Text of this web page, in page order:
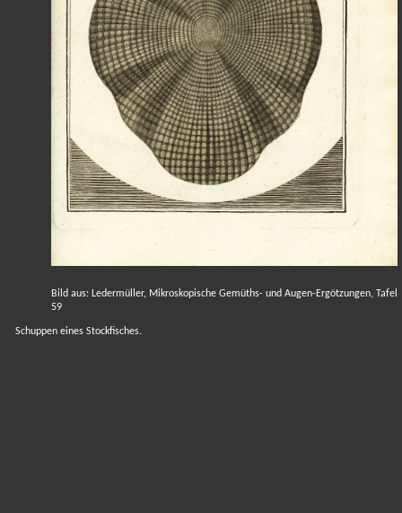
Bild aus: Ledermüller, Mikroskopische Gemüths- und Augen-Ergötzungen, Tafel
59
Schuppen eines Stockfisches.